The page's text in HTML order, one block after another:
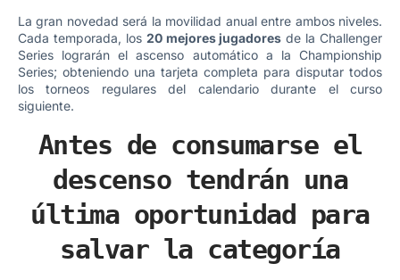
La gran novedad será la movilidad anual entre ambos niveles.
Cada temporada, los 20 mejores jugadores de la Challenger
Series lograrán el ascenso automático a la Championship
Series; obteniendo una tarjeta completa para disputar todos
los torneos regulares del calendario durante el curso
siguiente.
Antes de consumarse el
descenso tendrán una
última oportunidad para
salvar la categoría